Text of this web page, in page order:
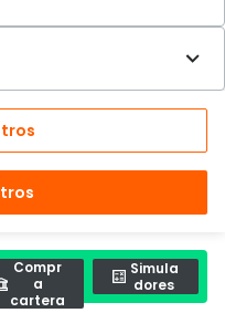
Compr
a
cartera
Simula
dores